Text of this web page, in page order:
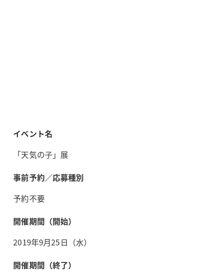
イベント名
「天気の子」展
事前予約／応募種別
予約不要
開催期間（開始）
2019年9月25日（水）
開催期間（終了）